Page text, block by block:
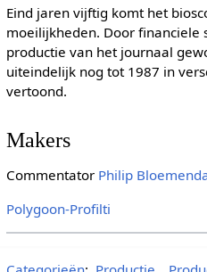
Eind jaren vijftig komt het
moeilijkheden. Door financiele
productie van het journaal
uiteindelijk nog tot 1987 in
vertoond.
Makers
Commentator Philip
Polygoon-Profilti